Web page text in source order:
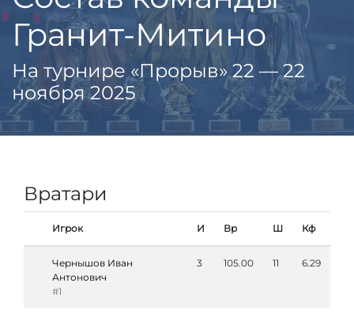
Гранит-Митино
На турнире «Прорыв» 22 — 22
ноября 2025
Вратари
Игрок И Вр Ш Кф
Чернышов Иван
Антонович
#1
3 105.00 11 6.29